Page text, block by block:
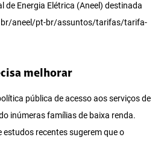
de Energia Elétrica (Aneel) destinada
aneel/pt-br/assuntos/tarifas/tarifa-
melhorar
pública de acesso aos serviços de
inúmeras famílias de baixa renda.
estudos recentes sugerem que o